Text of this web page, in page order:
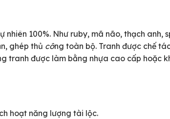
100%. Như ruby, mã não, thạch anh,
ghép thủ công toàn bộ. Tranh được chế
tranh được làm bằng nhựa cao cấp hoặc
hoạt năng lượng tài lộc.